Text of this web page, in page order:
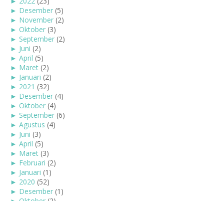
► Desember (5)
► November (2)
► Oktober (3)
► September (2)
► Juni (2)
► April (5)
► Maret (2)
► Januari (2)
► 2021 (32)
► Desember (4)
► Oktober (4)
► September (6)
► Agustus (4)
► Juni (3)
► April (5)
► Maret (3)
► Februari (2)
► Januari (1)
► 2020 (52)
► Desember (1)